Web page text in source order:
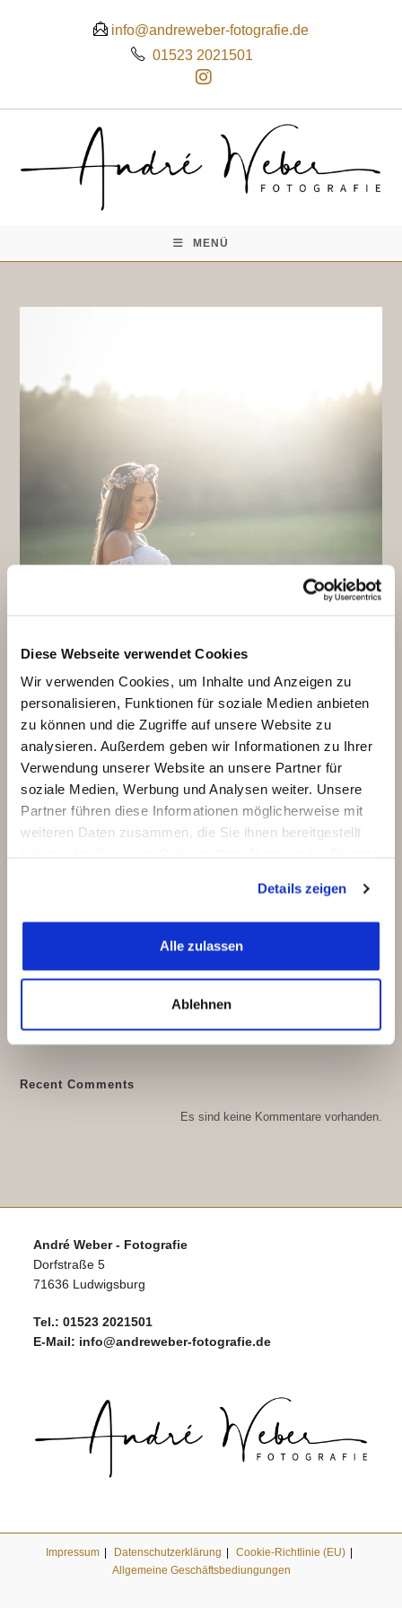
Diese Webseite verwendet Cookies
Wir verwenden Cookies, um Inhalte und Anzeigen zu
personalisieren, Funktionen für soziale Medien anbieten
zu können und die Zugriffe auf unsere Website zu
analysieren. Außerdem geben wir Informationen zu Ihrer
Verwendung unserer Website an unsere Partner für
soziale Medien, Werbung und Analysen weiter. Unsere
Partner führen diese Informationen möglicherweise mit
weiteren Daten zusammen, die Sie ihnen bereitgestellt
Details zeigen
Alle zulassen
Ablehnen
info@andreweber-fotografie.de
01523 2021501
MENÜ
SUCHEN
Recent Posts
Willkommen
Recent Comments
Es sind keine Kommentare vorhanden.
André Weber - Fotografie
Dorfstraße 5
71636 Ludwigsburg
Tel.:01523 2021501
E-Mail: info@andreweber-fotografie.de
Impressum Datenschutzerklärung
Cookie-Richtlinie (EU)
Allgemeine Geschäftsbediungungen